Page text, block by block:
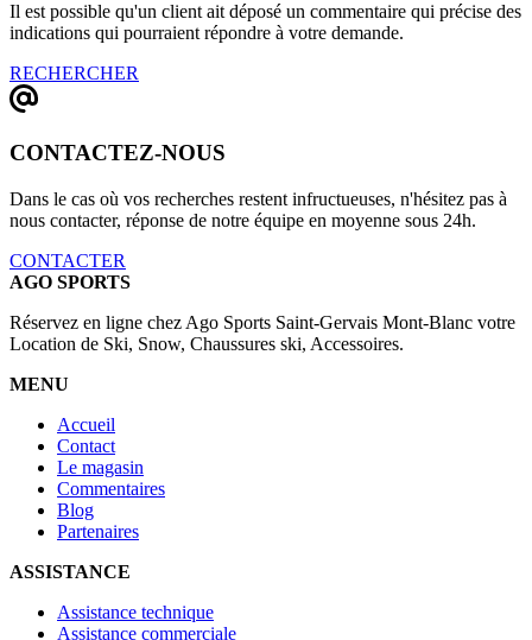
Il est possible qu'un client ait déposé un commentaire qui précise des
indications qui pourraient répondre à votre demande.
RECHERCHER
CONTACTEZ-NOUS
Dans le cas où vos recherches restent infructueuses, n'hésitez pas à
nous contacter, réponse de notre équipe en moyenne sous 24h.
CONTACTER
AGO SPORTS
Réservez en ligne chez Ago Sports Saint-Gervais Mont-Blanc votre
Location de Ski, Snow, Chaussures ski, Accessoires.
MENU
Accueil
Contact
Le magasin
Commentaires
Blog
Partenaires
ASSISTANCE
Assistance technique
Assistance commerciale